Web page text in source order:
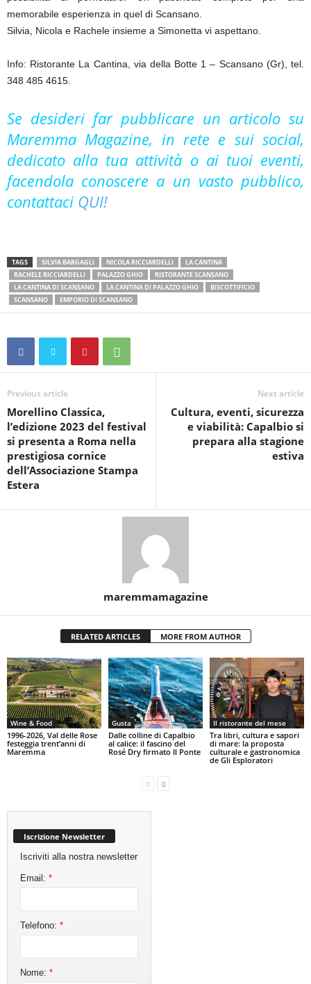
memorabile esperienza in quel di Scansano.
Silvia, Nicola e Rachele insieme a Simonetta vi aspettano.
Info: Ristorante La Cantina, via della Botte 1 – Scansano (Gr), tel.
348 485 4615.
Se desideri far pubblicare un articolo su
Maremma Magazine, in rete e sui social,
dedicato alla tua attività o ai tuoi eventi,
facendola conoscere a un vasto pubblico,
contattaci QUI!
TAGS SILVIA BARGAGLI NICOLA RICCIARDELLI
LA CANTINA
RACHELE RICCIARDELLI
PALAZZO GHIO
RISTORANTE SCANSANO
LA CANTINA DI SCANSANO
LA CANTINA DI PALAZZO GHIO
BISCOTTIFICIO
SCANSANO
EMPORIO DI SCANSANO
Previous article
Morellino Classica,
l’edizione 2023 del festival
si presenta a Roma nella
prestigiosa cornice
dell’Associazione Stampa
Estera
Next article
Cultura, eventi, sicurezza
e viabilità: Capalbio si
prepara alla stagione
estiva
maremmamagazine
RELATED ARTICLES MORE FROM AUTHOR
Wine & Food
1996-2026, Val delle Rose
festeggia trent’anni di
Maremma
Gusta
Dalle colline di Capalbio
al calice: il fascino del
Rosé Dry firmato Il Ponte
Il ristorante del mese
Tra libri, cultura e sapori
di mare: la proposta
culturale e gastronomica
de Gli Esploratori
Iscrizione Newsletter
Iscriviti alla nostra newsletter
Email:*
Telefono:*
Nome:*